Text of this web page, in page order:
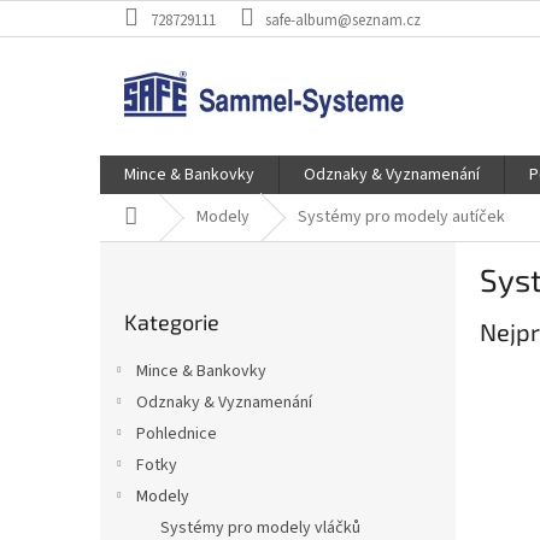
na
728729111 safe-album@seznam.cz
Mince & Bankovky Odznaky & Vyznamenání
Domů Modely Systémy pro modely autíček
kategorie
Kategorie
Mince & Bankovky
Odznaky & Vyznamenání
Pohlednice
Fotky
Modely
Systémy pro modely vláčků